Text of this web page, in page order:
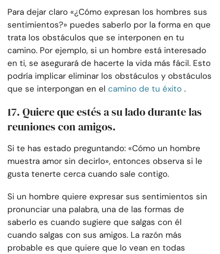
Para dejar claro «¿Cómo expresan los hombres sus
sentimientos?» puedes saberlo por la forma en que
trata los obstáculos que se interponen en tu
camino. Por ejemplo, si un hombre está interesado
en ti, se asegurará de hacerte la vida más fácil. Esto
podría implicar eliminar los obstáculos y obstáculos
que se interpongan en el camino de tu éxito .
17. Quiere que estés a su lado durante las
reuniones con amigos.
Si te has estado preguntando: «Cómo un hombre
muestra amor sin decirlo», entonces observa si le
gusta tenerte cerca cuando sale contigo.
Si un hombre quiere expresar sus sentimientos sin
pronunciar una palabra, una de las formas de
saberlo es cuando sugiere que salgas con él
cuando salgas con sus amigos. La razón más
probable es que quiere que lo vean en todas